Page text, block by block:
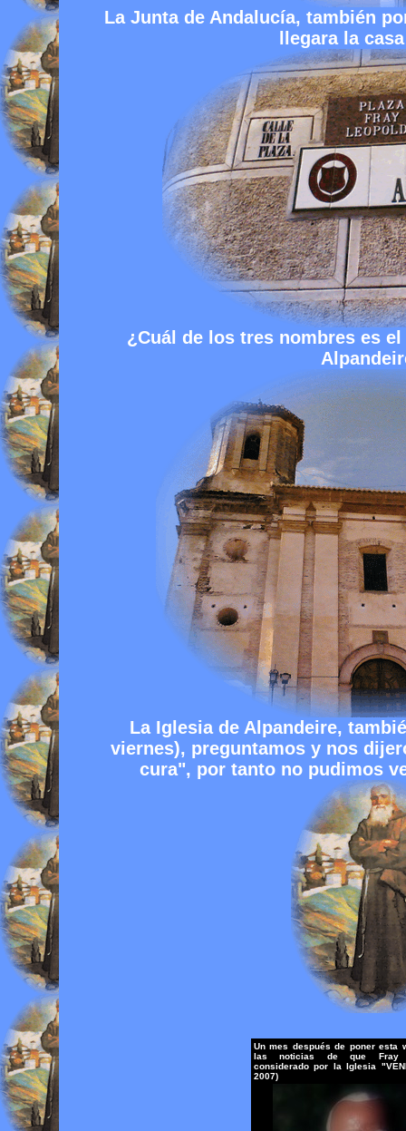
La Junta de Andalucía, también
llegara la
¿Cuál de los tres nombres es
La Iglesia de Alpandeire,
viernes), preguntamos y nos
cura", por tanto no pudimos
Un mes después de poner esta
las noticias de que Fray
considerado por la Iglesia
2007)